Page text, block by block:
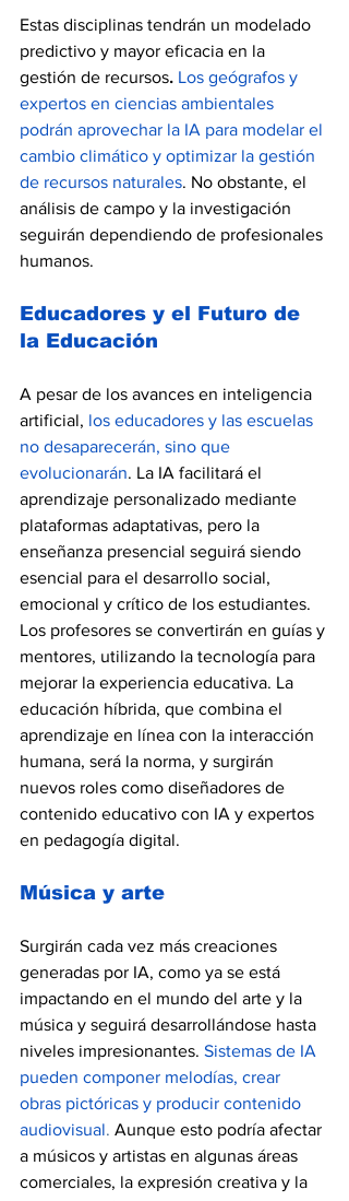
Estas disciplinas tendrán un modelado
predictivo y mayor eficacia en la
gestión de recursos. Los geógrafos y
expertos en ciencias ambientales
podrán aprovechar la IA para modelar el
cambio climático y optimizar la gestión
de recursos naturales. No obstante, el
análisis de campo y la investigación
seguirán dependiendo de profesionales
humanos.
Educadores y el Futuro de
la Educación
A pesar de los avances en inteligencia
artificial, los educadores y las escuelas
no desaparecerán, sino que
evolucionarán. La IA facilitará el
aprendizaje personalizado mediante
plataformas adaptativas, pero la
enseñanza presencial seguirá siendo
esencial para el desarrollo social,
emocional y crítico de los estudiantes.
Los profesores se convertirán en guías y
mentores, utilizando la tecnología para
mejorar la experiencia educativa. La
educación híbrida, que combina el
aprendizaje en línea con la interacción
humana, será la norma, y surgirán
nuevos roles como diseñadores de
contenido educativo con IA y expertos
en pedagogía digital.
Música y arte
Surgirán cada vez más creaciones
generadas por IA, como ya se está
impactando en el mundo del arte y la
música y seguirá desarrollándose hasta
niveles impresionantes. Sistemas de IA
pueden componer melodías, crear
obras pictóricas y producir contenido
audiovisual. Aunque esto podría afectar
a músicos y artistas en algunas áreas
comerciales, la expresión creativa y la